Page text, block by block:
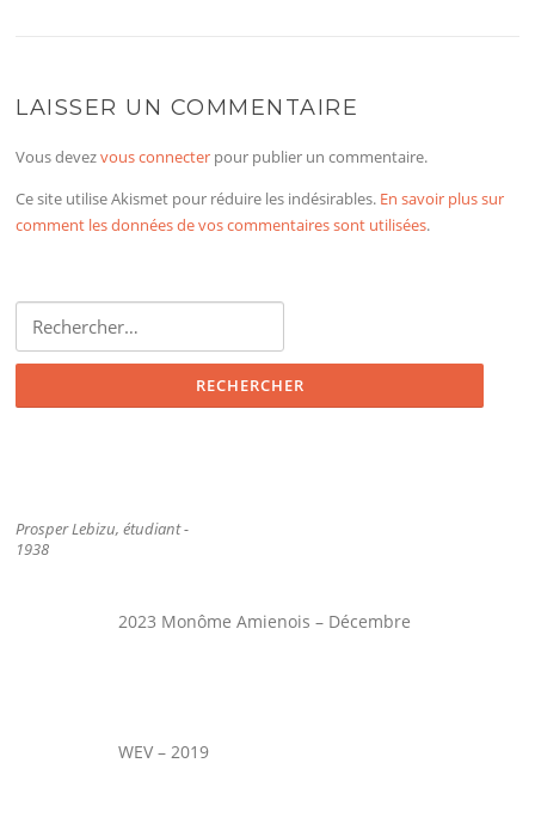
LAISSER UN COMMENTAIRE
Vous devezvous connecter pour publier un commentaire.
Ce site utilise Akismet pour réduire les indésirables. En savoir plus sur
comment les données de vos commentaires sont utilisées.
Prosper Lebizu, étudiant -
1938
2023 Monôme Amienois – Décembre
WEV – 2019